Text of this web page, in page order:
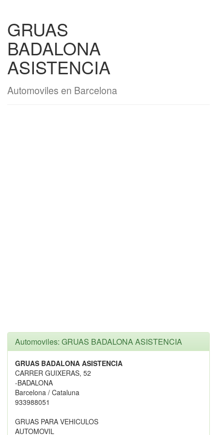
GRUAS
BADALONA
ASISTENCIA
Automoviles en Barcelona
Automoviles: GRUAS BADALONA ASISTENCIA
GRUAS BADALONA ASISTENCIA
CARRER GUIXERAS, 52
-BADALONA
Barcelona / Cataluna
933988051
GRUAS PARA VEHICULOS
AUTOMOVIL